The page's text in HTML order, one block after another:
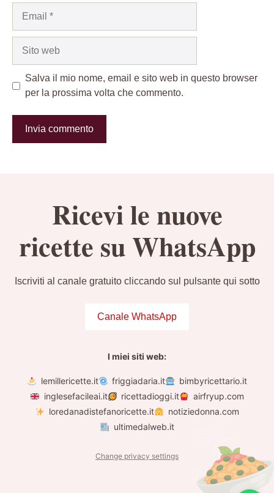
Salva il mio nome, email e sito web in questo browser
per la prossima volta che commento.
Ricevi le nuove
ricette su WhatsApp
Iscriviti al canale gratuito cliccando sul pulsante qui sotto
Canale WhatsApp
I miei siti web:
lemillericette.it friggiadaria.it
bimbyricettario.it
inglesefacileai.it
ricettadioggi.it
airfryup.com
loredanadistefanoricette.it
notiziedonna.com
ultimedalweb.it
Change privacy settings